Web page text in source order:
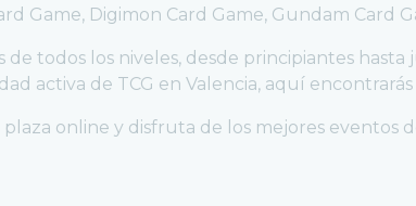
Game, Digimon Card Game, Gundam Card
todos los niveles, desde principiantes
activa de TCG en Valencia, aquí
online y disfruta de los mejores eventos